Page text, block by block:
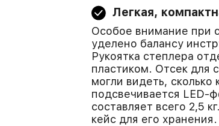
Легкая,
Особое внимание при
уделено балансу
Рукоятка степлера
пластиком. Отсек для
могли видеть,
подсвечивается LED-
составляет всего 2,5
кейс для его хранения.